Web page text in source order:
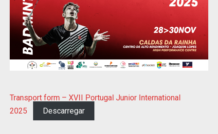
Transport form – XVII Portugal Junior International
2025
Descarregar